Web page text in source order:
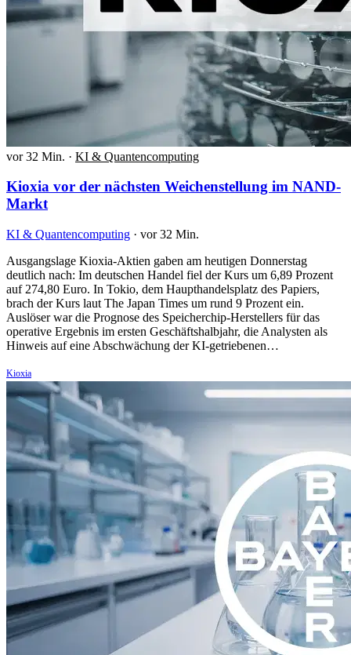
vor 32 Min. · KI & Quantencomputing
Kioxia vor der nächsten Weichenstellung im NAND-
Markt
KI & Quantencomputing · vor 32 Min.
Ausgangslage Kioxia-Aktien gaben am heutigen Donnerstag
deutlich nach: Im deutschen Handel fiel der Kurs um 6,89 Prozent
auf 274,80 Euro. In Tokio, dem Haupthandelsplatz des Papiers,
brach der Kurs laut The Japan Times um rund 9 Prozent ein.
Auslöser war die Prognose des Speicherchip-Herstellers für das
operative Ergebnis im ersten Geschäftshalbjahr, die Analysten als
Hinweis auf eine Abschwächung der KI-getriebenen…
Kioxia